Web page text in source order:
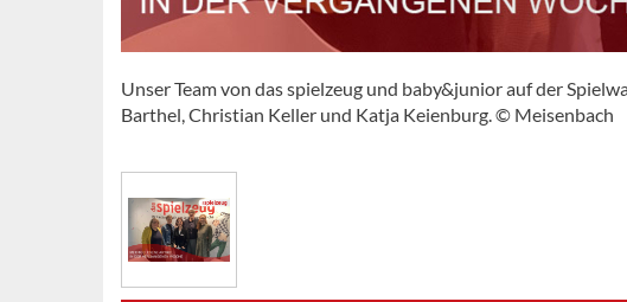
Unser Team von das spielzeug und baby&junior auf der
Barthel, Christian Keller und Katja Keienburg. © Meisenbach